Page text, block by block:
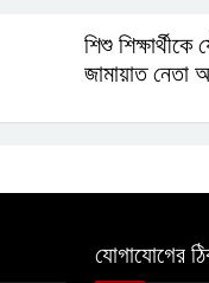
শিশু শিক্ষার্থীকে
জামায়াত নেতা
যোগাযোগের